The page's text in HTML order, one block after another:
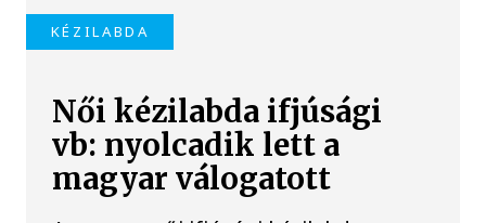
KÉZILABDA
Női kézilabda ifjúsági
vb: nyolcadik lett a
magyar válogatott